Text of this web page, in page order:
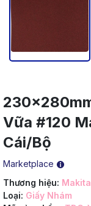
Vữa #120
Cái/Bộ
Marketplace
Thương hiệu: Makita
Loại: Giấy Nhám